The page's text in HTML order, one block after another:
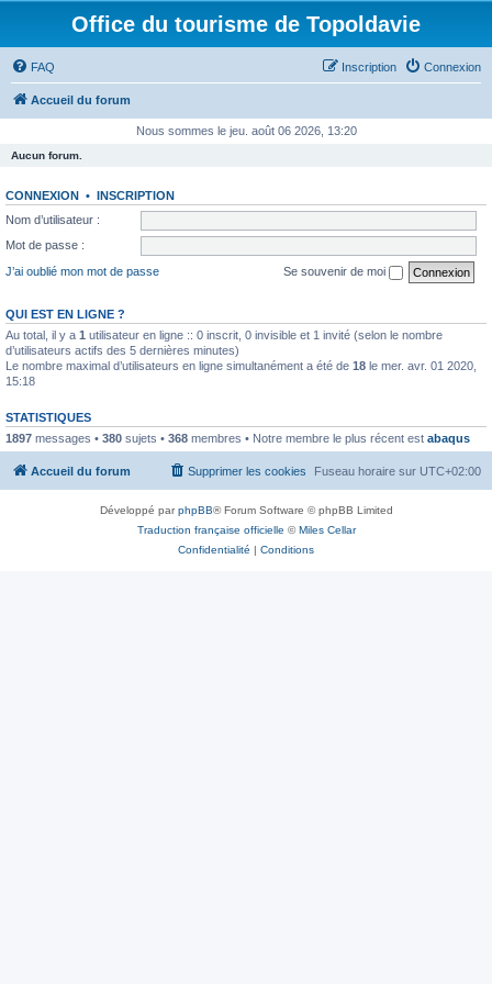
Office du tourisme de Topoldavie
FAQ Connexion
Inscription
Accueil du forum
Nous sommes le jeu. août 06 2026, 13:20
Aucun forum.
CONNEXION • INSCRIPTION
Nom d’utilisateur :
Mot de passe :
J’ai oublié mon mot de passe
Se souvenir de moi
QUI EST EN LIGNE ?
Au total, il y a 1 utilisateur en ligne :: 0 inscrit, 0 invisible et 1 invité (selon le nombre
d’utilisateurs actifs des 5 dernières minutes)
Le nombre maximal d’utilisateurs en ligne simultanément a été de 18 le mer. avr. 01 2020,
15:18
STATISTIQUES
1897 messages • 380 sujets • 368 membres • Notre membre le plus récent est abaqus
Accueil du forum Fuseau horaire sur UTC+02:00
Supprimer les cookies
Développé parphpBB® Forum Software © phpBB Limited
Traduction française officielle ©Miles Cellar
Confidentialité | Conditions